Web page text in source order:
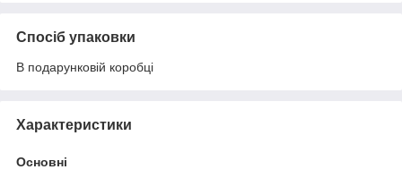
Спосіб упаковки
В подарунковій коробці
Характеристики
Основні